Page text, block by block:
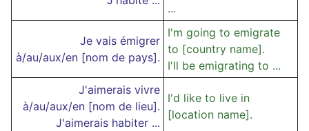
...
Je vais émigrer
à/au/aux/en [nom de pays].
I'm going to emigrate
to [country name].
I'll be emigrating to ...
J'aimerais vivre
à/au/aux/en [nom de lieu].
J'aimerais habiter ...
I'd like to live in
[location name].